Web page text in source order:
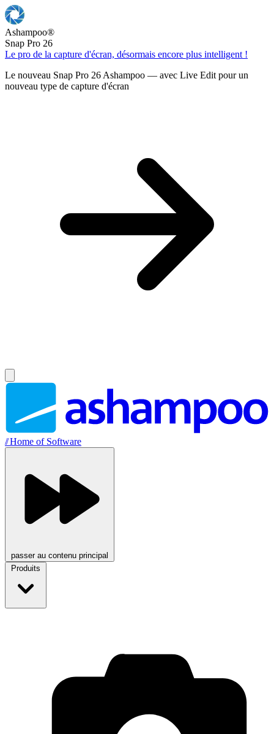
Ashampoo®
Snap Pro 26
Le pro de la capture d'écran, désormais encore plus intelligent !
Le nouveau Snap Pro 26 Ashampoo — avec Live Edit pour un
nouveau type de capture d'écran
//Home of Software
passer au contenu principal
Produits